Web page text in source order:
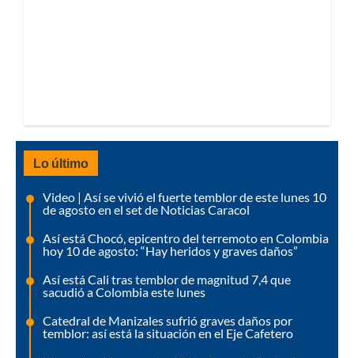
Lo último
Video | Así se vivió el fuerte temblor de este lunes 10
de agosto en el set de Noticias Caracol
Así está Chocó, epicentro del terremoto en Colombia
hoy 10 de agosto: “Hay heridos y graves daños”
Así está Cali tras temblor de magnitud 7,4 que
sacudió a Colombia este lunes
Catedral de Manizales sufrió graves daños por
temblor: así está la situación en el Eje Cafetero